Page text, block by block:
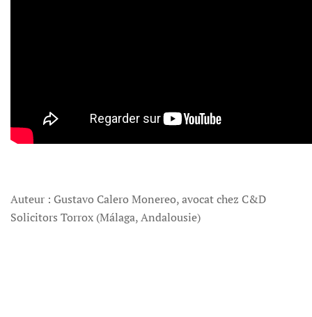
Auteur : Gustavo Calero Monereo, avocat chez C&D
Solicitors Torrox (Málaga, Andalousie)